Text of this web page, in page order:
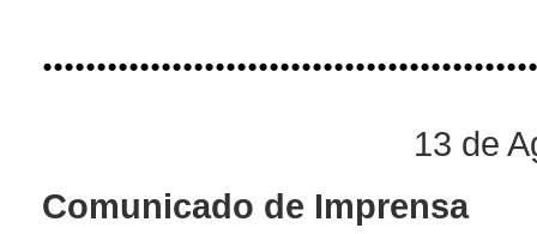
13 de
Comunicado de Imprensa